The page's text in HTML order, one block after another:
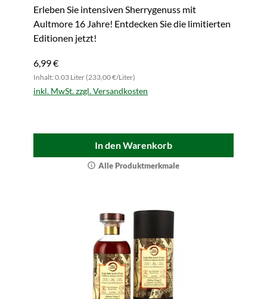
Circle)
Erleben Sie intensiven Sherrygenuss mit
Aultmore 16 Jahre! Entdecken Sie die limitierten
Editionen jetzt!
6,99 €
Inhalt: 0.03 Liter (233,00 €/Liter)
inkl. MwSt. zzgl. Versandkosten
In den Warenkorb
Alle Produktmerkmale